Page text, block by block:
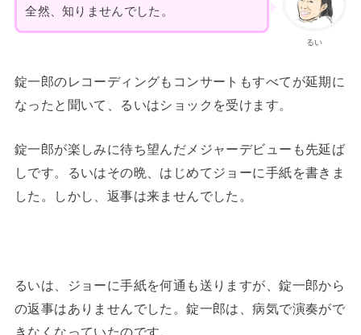
るい
全然、知りませんでした。
錠一郎のレコーディングもコンサートもすべてが延期に
なったと聞いて、るいはショックを受けます。
錠一郎が楽しみに待ち望んだメジャーデビューも先延ば
しです。るいはその晩、はじめてジョーに手紙を書きま
した。しかし、返事は来ませんでした。
るいは、ジョーに手紙を何通も送りますが、錠一郎から
の返事はありませんでした。錠一郎は、病気で演奏がで
きなくなっていたのです。